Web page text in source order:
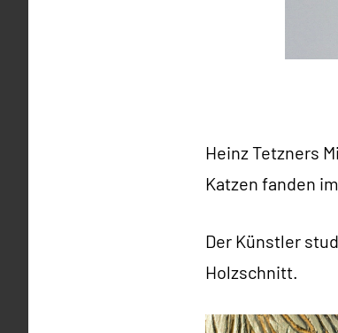
Heinz Tetzners
Katzen fanden
Der Künstler
Holzschnitt.